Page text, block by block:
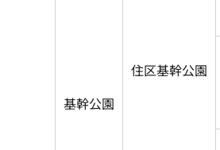
基幹公園
住区基幹公園